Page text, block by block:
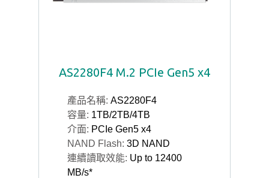
AS2280F4 M.2 PCIe Gen5 x4
產品名稱: AS2280F4
容量: 1TB/2TB/4TB
介面: PCIe Gen5 x4
NAND Flash: 3D NAND
連續讀取效能: Up to 12400
MB/s*